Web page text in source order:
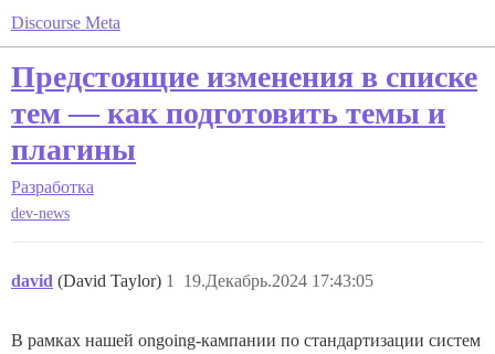
Discourse Meta
Предстоящие изменения в списке
тем — как подготовить темы и
плагины
Разработка
dev-news
david (David Taylor) 19.Декабрь.2024 17:43:05
1
В рамках нашей ongoing-кампании по стандартизации систем